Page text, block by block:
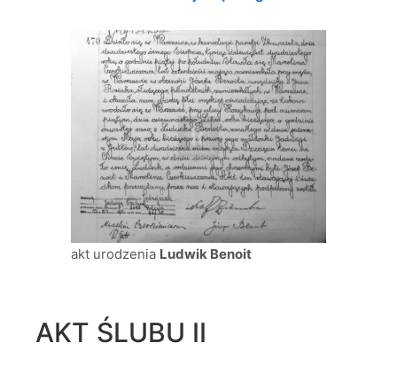
akt urodzenia Ludwik Benoit
AKT ŚLUBU II